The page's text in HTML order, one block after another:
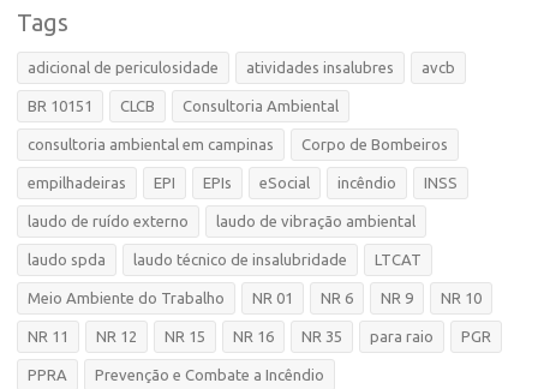
Tags
adicional de periculosidade atividades insalubres avcb
BR 10151 CLCB Consultoria Ambiental
consultoria ambiental em campinas Corpo de Bombeiros
empilhadeiras EPI EPIs eSocial incêndio INSS
laudo de ruído externo laudo de vibração ambiental
laudo spda laudo técnico de insalubridade LTCAT
Meio Ambiente do Trabalho NR 01 NR 6 NR 9 NR 10
NR 11 NR 12 NR 15 NR 16 NR 35 para raio PGR
PPRA Prevenção e Combate a Incêndio